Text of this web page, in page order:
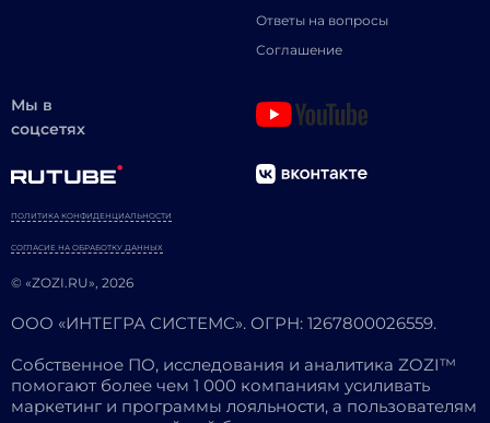
Ответы на вопросы
Соглашение
Мы в
соцсетях
© «ZOZI.RU», 2026
ПОЛИТИКА КОНФИДЕНЦИАЛЬНОСТИ
СОГЛАСИЕ НА ОБРАБОТКУ ДАННЫХ
ООО «ИНТЕГРА СИСТЕМС». ОГРН: 1267800026559.
Собственное ПО, исследования и аналитика ZOZI™
помогают более чем 1 000 компаниям усиливать
маркетинг и программы лояльности, а пользователям